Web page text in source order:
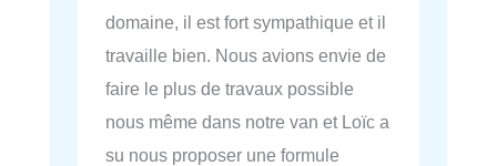
domaine, il est fort sympathique et il
travaille bien. Nous avions envie de
faire le plus de travaux possible
nous même dans notre van et Loïc a
su nous proposer une formule